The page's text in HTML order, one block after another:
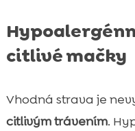
citlivé mačky
Vhodná strava je
citlivým trávením.